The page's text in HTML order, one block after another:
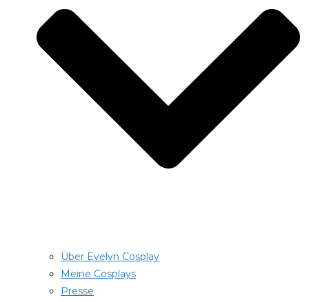
Über Evelyn Cosplay
Meine Cosplays
Presse